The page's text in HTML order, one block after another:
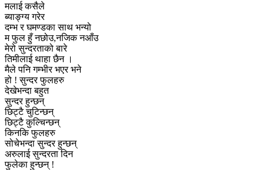
मलाई कसैले
ब्याङ्ग्य गरेर
दम्भ र घमण्डका साथ भन्यो
म फुल हुँ नछोउ,नजिक नआँउ
मेरो सुन्दरताको बारे
तिमीलाई थाहा छैन ।
मैले पनि गम्भीर भएर भने
हो ! सुन्दर फुलहरु
देखेभन्दा बहुत
सुन्दर हुन्छन्
छिट्टै चुटिन्छन्
छिट्टै कुल्चिन्छन्
किनकि फुलहरु
सोचेभन्दा सुन्दर हुन्छन्
अरुलाई सुन्दरता दिन
फुलेका हुन्छन् !